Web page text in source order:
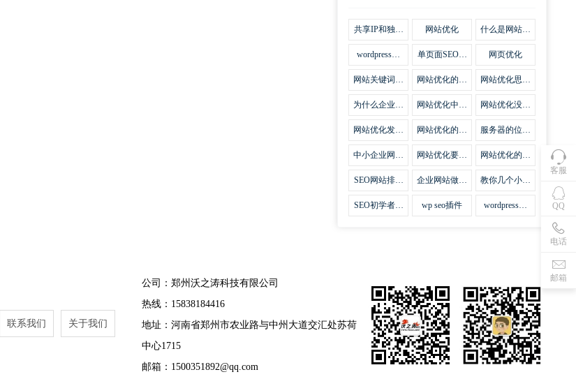
共享IP和独立
网站优化
什么是网站优
wordpress网
集插件
单页面SEO网
网页优化
网站关键词优
么
网站优化的误
网站优化思路
要
为什么企业网
网站SEO优
网站优化中关
干问题
网站优化没有
味道
网站优化发挥
网站优化的费
服务器的位置
影响
中小企业网站
法
网站优化要不
网站优化的逆
SEO网站排名
法宝
企业网站做好
势
教你几个小技
页优化
SEO初学者，
wp seo插件
wordpress插
客服
QQ
电话
邮箱
联系我们 关于我们
公司：郑州沃之涛科技有限公司
热线：15838184416
地址：河南省郑州市农业路与中州大道交汇处苏荷
中心1715
邮箱：1500351892@qq.com